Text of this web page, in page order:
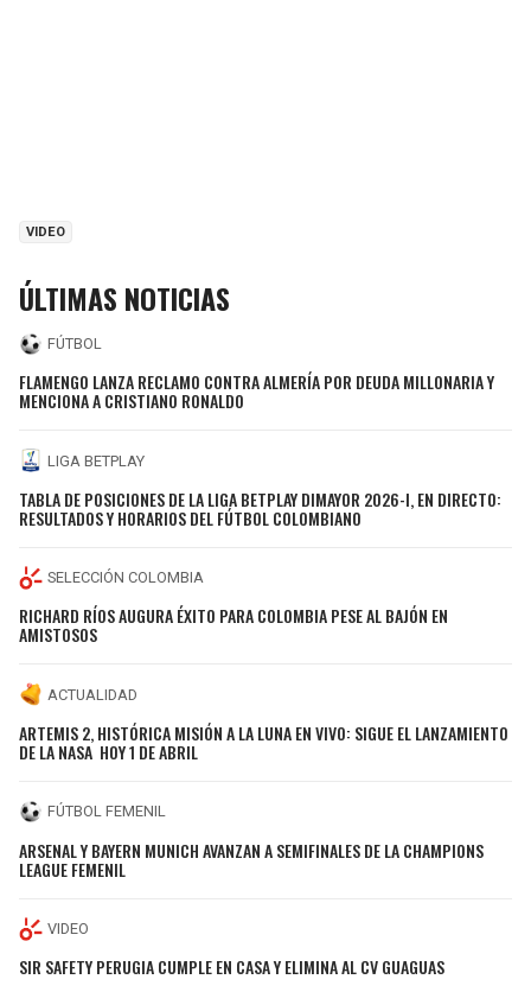
VIDEO
ÚLTIMAS NOTICIAS
FÚTBOL
FLAMENGO LANZA RECLAMO CONTRA ALMERÍA POR DEUDA MILLONARIA Y
MENCIONA A CRISTIANO RONALDO
LIGA BETPLAY
TABLA DE POSICIONES DE LA LIGA BETPLAY DIMAYOR 2026-I, EN DIRECTO:
RESULTADOS Y HORARIOS DEL FÚTBOL COLOMBIANO
SELECCIÓN COLOMBIA
RICHARD RÍOS AUGURA ÉXITO PARA COLOMBIA PESE AL BAJÓN EN
AMISTOSOS
ACTUALIDAD
ARTEMIS 2, HISTÓRICA MISIÓN A LA LUNA EN VIVO: SIGUE EL LANZAMIENTO
DE LA NASA HOY 1 DE ABRIL
FÚTBOL FEMENIL
ARSENAL Y BAYERN MUNICH AVANZAN A SEMIFINALES DE LA CHAMPIONS
LEAGUE FEMENIL
VIDEO
SIR SAFETY PERUGIA CUMPLE EN CASA Y ELIMINA AL CV GUAGUAS